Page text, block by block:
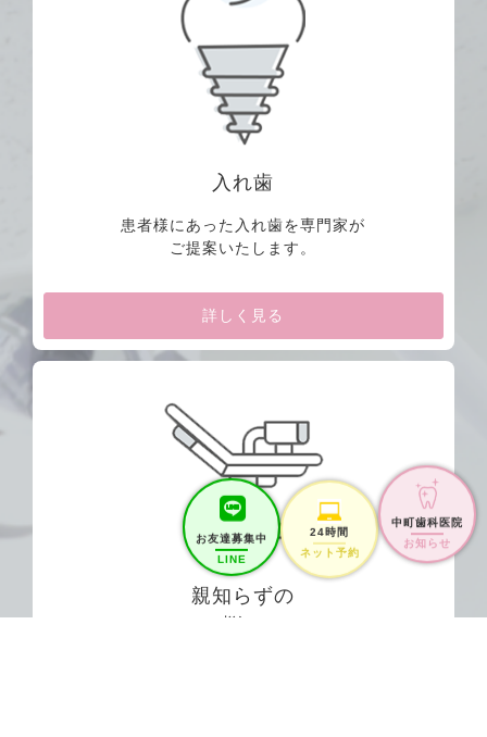
親知らずの
入れ歯
患者様にあった入れ歯を専門家が
ご提案いたします。
詳しく見る
LINE
24時間
ネット予約
中町歯科医院
お知らせ